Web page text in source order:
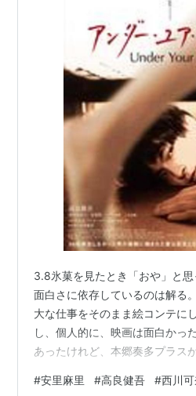
3.8氷菓を見たとき「おや」と
面白さに依存しているのは解る
大な仕事をそのまま絵コンテに
し、個人的に、映画は面白かっ
あったけれど、本郷奏多プラス
は、安里麻里のホラーテイスト
#安里麻里 #高良健吾 #西川